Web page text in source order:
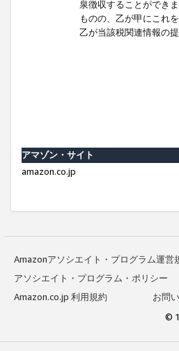
泉徴収することができ
ものの、乙が甲にこれ
乙が当該税関連情報の
アマゾン・サイト
amazon.co.jp
Amazonアソシエイト・プログラム運営
アソシエイト・プログラム・ポリシー
Amazon.co.jp 利用規約
お問
©